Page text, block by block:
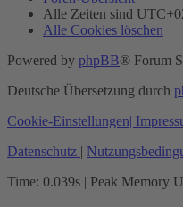
Alle Zeiten sind
Alle Cookies löschen
Powered by phpBB® Forum
Deutsche Übersetzung durch
Cookie-Einstellungen|
Datenschutz |
Time: 0.039s | Peak Memory